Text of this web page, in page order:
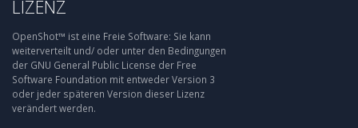
LIZENZ
OpenShot™ ist eine Freie Software: Sie kann
weiterverteilt und/ oder unter den Bedingungen
der GNU General Public License der Free
Software Foundation mit entweder Version 3
oder jeder späteren Version dieser Lizenz
verändert werden.